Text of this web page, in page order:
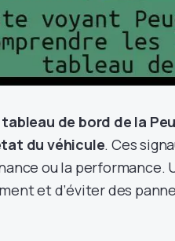
de bord de la
du véhicule. Ces
ou la performance.
et d’éviter des